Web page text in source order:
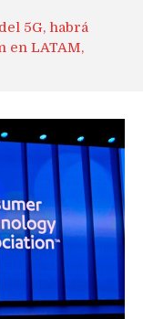
5G, habrá
en LATAM,